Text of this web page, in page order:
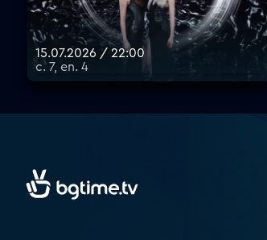
15.07.2026 / 22:00
с. 7, еп. 4